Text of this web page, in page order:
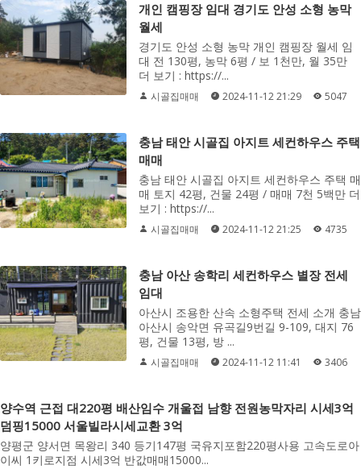
개인 캠핑장 임대 경기도 안성 소형 농막
월세
경기도 안성 소형 농막 개인 캠핑장 월세 임
대 전 130평, 농막 6평 / 보 1천만, 월 35만
더 보기 : https://...
시골집매매 2024-11-12 21:29 5047
충남 태안 시골집 아지트 세컨하우스 주택
매매
충남 태안 시골집 아지트 세컨하우스 주택 매
매 토지 42평, 건물 24평 / 매매 7천 5백만 더
보기 : https://...
시골집매매 2024-11-12 21:25 4735
충남 아산 송학리 세컨하우스 별장 전세
임대
아산시 조용한 산속 소형주택 전세 소개 충남
아산시 송악면 유곡길9번길 9-109, 대지 76
평, 건물 13평, 방 ...
시골집매매 2024-11-12 11:41 3406
양수역 근접 대220평 배산임수 개울접 남향 전원농막자리 시세3억
덤핑15000 서울빌라시세교환 3억
양평군 양서면 목왕리 340 등기147평 국유지포함220평사용 고속도로아
이씨 1키로지점 시세3억 반값매매15000...